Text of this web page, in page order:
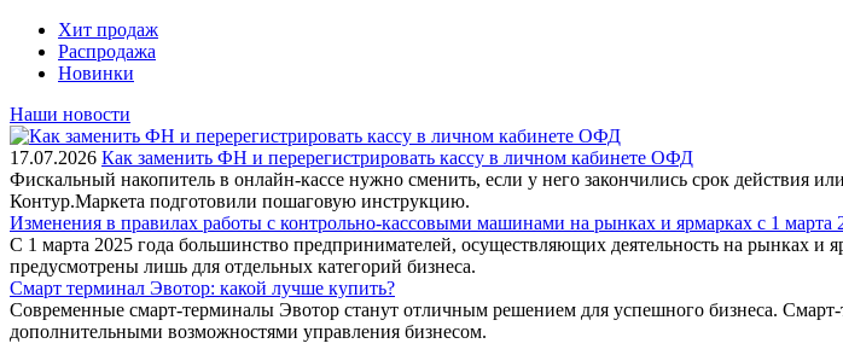
Хит продаж
Распродажа
Новинки
Наши новости
17.07.2026 Как заменить ФН и перерегистрировать кассу в личном кабинете ОФД
Фискальный накопитель в онлайн-кассе нужно сменить, если у него закончились срок действия
Контур.Маркета подготовили пошаговую инструкцию.
Изменения в правилах работы с контрольно-кассовыми машинами на рынках и ярмарках с 1 марта
С 1 марта 2025 года большинство предпринимателей, осуществляющих деятельность на рынках
предусмотрены лишь для отдельных категорий бизнеса.
Смарт терминал Эвотор: какой лучше купить?
Современные смарт-терминалы Эвотор станут отличным решением для успешного бизнеса.
дополнительными возможностями управления бизнесом.